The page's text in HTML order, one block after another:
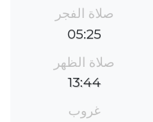
صلاة الفجر
05:25
صلاة الظهر
13:44
غروب